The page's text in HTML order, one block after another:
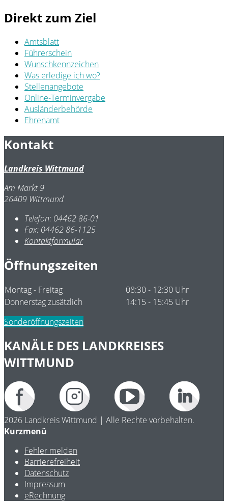
Direkt zum Ziel
Amtsblatt
Führerschein
Wunschkennzeichen
Was erledige ich wo?
Stellenangebote
Online-Terminvergabe
Ausländerbehörde
Ehrenamt
Kontakt
Landkreis Wittmund
Am Markt 9
26409 Wittmund
Telefon: 04462 86-01
Fax: 04462 86-1125
Kontaktformular
Öffnungszeiten
Montag - Freitag
08:30 - 12:30 Uhr
Donnerstag zusätzlich
14:15 - 15:45 Uhr
Sonderöffnungszeiten
KANÄLE DES LANDKREISES
WITTMUND
2026 Landkreis Wittmund | Alle Rechte vorbehalten.
Kurzmenü
Fehler melden
Barrierefreiheit
Datenschutz
Impressum
eRechnung